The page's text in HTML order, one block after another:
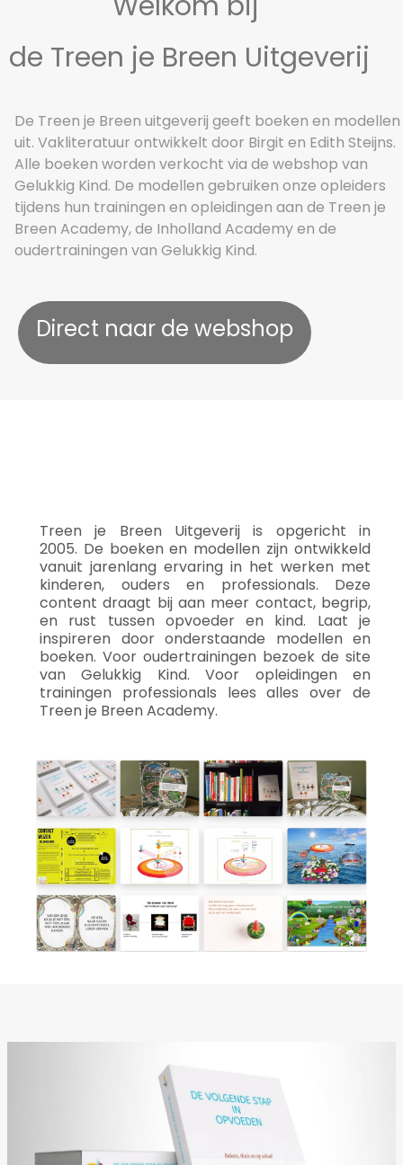
de Treen je Breen Uitgeverij
De Treen je Breen uitgeverij geeft boeken en modellen
uit. Vakliteratuur ontwikkelt door Birgit en Edith Steijns.
Alle boeken worden verkocht via de webshop van
Gelukkig Kind. De modellen gebruiken onze opleiders
tijdens hun trainingen en opleidingen aan de Treen je
Breen Academy, de Inholland Academy en de
oudertrainingen van Gelukkig Kind.
Direct naar de webshop
Treen je Breen Uitgeverij is opgericht in
2005. De boeken en modellen zijn ontwikkeld
vanuit jarenlang ervaring in het werken met
kinderen, ouders en professionals. Deze
content draagt bij aan meer contact, begrip,
en rust tussen opvoeder en kind. Laat je
inspireren door onderstaande modellen en
boeken. Voor oudertrainingen bezoek de site
van Gelukkig Kind. Voor opleidingen en
trainingen professionals lees alles over de
Treen je Breen Academy.